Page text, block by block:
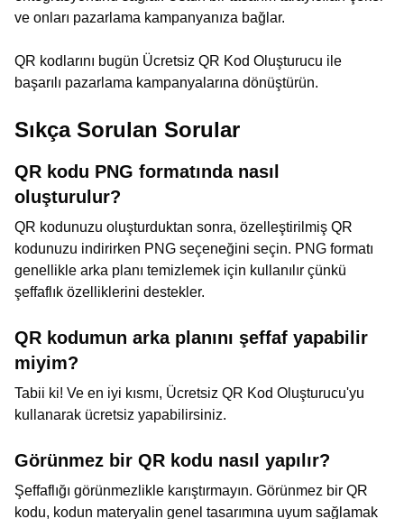
ve onları pazarlama kampanyanıza bağlar.
QR kodlarını bugün Ücretsiz QR Kod Oluşturucu ile
başarılı pazarlama kampanyalarına dönüştürün.
Sıkça Sorulan Sorular
QR kodu PNG formatında nasıl
oluşturulur?
QR kodunuzu oluşturduktan sonra, özelleştirilmiş QR
kodunuzu indirirken PNG seçeneğini seçin. PNG formatı
genellikle arka planı temizlemek için kullanılır çünkü
şeffaflık özelliklerini destekler.
QR kodumun arka planını şeffaf yapabilir
miyim?
Tabii ki! Ve en iyi kısmı, Ücretsiz QR Kod Oluşturucu'yu
kullanarak ücretsiz yapabilirsiniz.
Görünmez bir QR kodu nasıl yapılır?
Şeffaflığı görünmezlikle karıştırmayın. Görünmez bir QR
kodu, kodun materyalin genel tasarımına uyum sağlamak